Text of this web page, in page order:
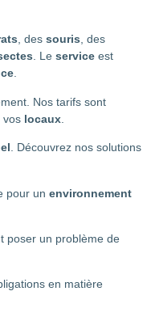
, des souris, des
. Le service est
.
Nos tarifs sont
vos locaux
. Découvrez nos solutions
pour un environnement
poser un problème de
en matière